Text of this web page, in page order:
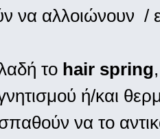
να αλλοιώνουν /
το hair spring
ή/και
να το